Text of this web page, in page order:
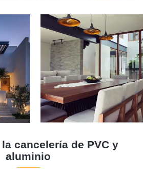
cancelería de PVC y
aluminio